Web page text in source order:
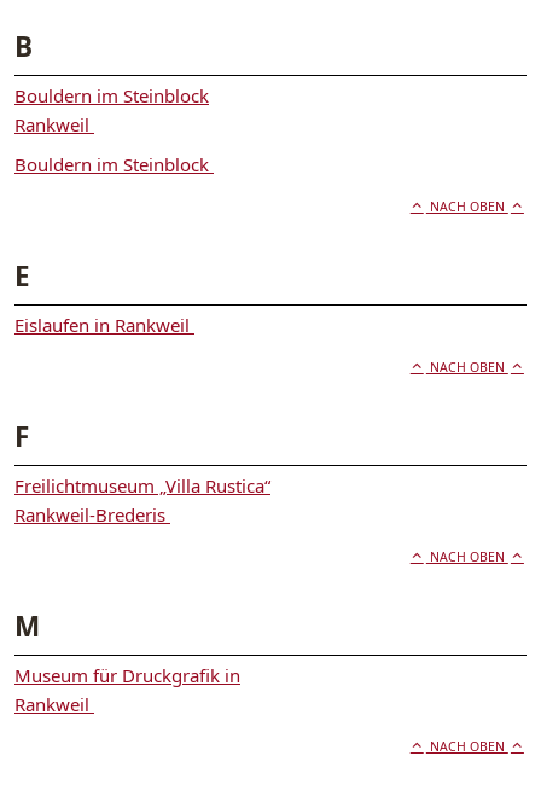
B
Bouldern im Steinblock
Rankweil
Bouldern im Steinblock
NACH OBEN
E
Eislaufen in Rankweil
NACH OBEN
F
Freilichtmuseum „Villa Rustica“
Rankweil-Brederis
NACH OBEN
M
Museum für Druckgrafik in
Rankweil
NACH OBEN